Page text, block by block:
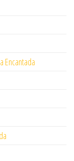
Encantada